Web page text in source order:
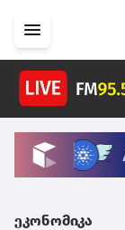
ეკონომიკა